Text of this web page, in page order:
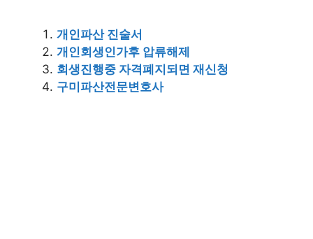
개인파산 진술서
개인회생인가후 압류해제
회생진행중 자격폐지되면 재신청
구미파산전문변호사